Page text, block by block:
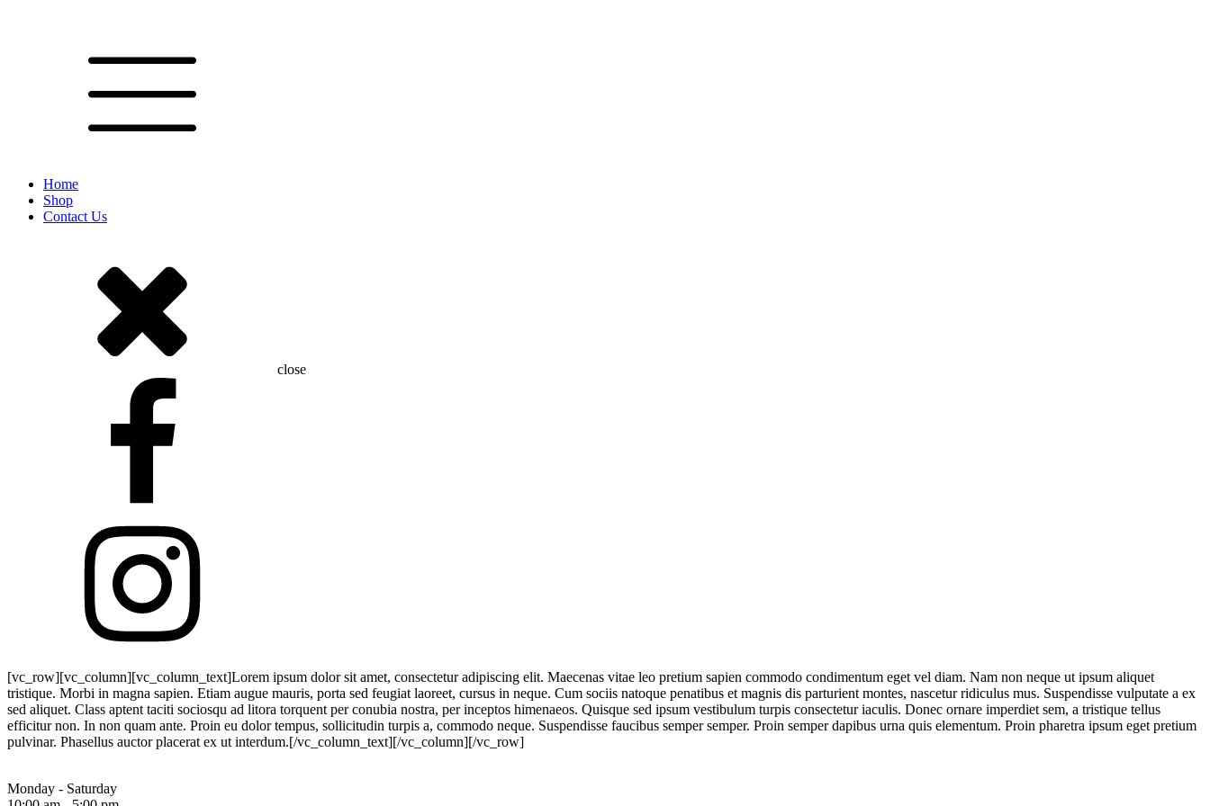
Home
Shop
Contact Us
close
[vc_row][vc_column][vc_column_text]Lorem ipsum dolor sit amet, consectetur adipiscing elit. Maecenas vitae leo pretium sapien commodo condimentum eget vel diam. Nam non neque ut ipsum aliquet
tristique. Morbi in magna sapien. Etiam augue mauris, porta sed feugiat laoreet, cursus in neque. Cum sociis natoque penatibus et magnis dis parturient montes, nascetur ridiculus mus. Suspendisse vulputate a ex
sed aliquet. Class aptent taciti sociosqu ad litora torquent per conubia nostra, per inceptos himenaeos. Quisque sed ipsum vestibulum turpis consectetur iaculis. Donec ornare imperdiet sem, a tristique tellus
efficitur non. In non quam ante. Proin eu dolor tempus, sollicitudin turpis a, commodo neque. Suspendisse faucibus semper semper. Proin semper dapibus urna quis elementum. Proin pharetra ipsum eget pretium
pulvinar. Phasellus auctor placerat ex ut interdum.[/vc_column_text][/vc_column][/vc_row]
Monday - Saturday